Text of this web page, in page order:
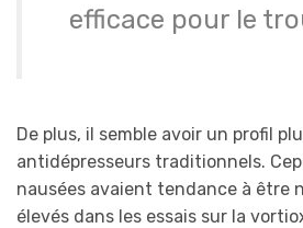
efficace pour le
De plus, il semble avoir un profil
antidépresseurs traditionnels.
nausées avaient tendance à être
élevés dans les essais sur la